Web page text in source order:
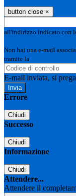
button close ×
all'indirizzo indicato con
Non hai una e-mail
tramite la
E-mail inviata, si
Errore
Chiudi
Successo
Chiudi
Informazione
Chiudi
Attendere...
Attendere il